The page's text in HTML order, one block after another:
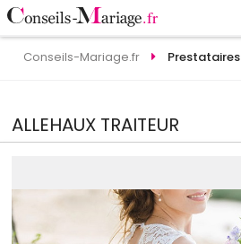
Conseils-Mariage.fr Prestataires
ALLEHAUX TRAITEUR